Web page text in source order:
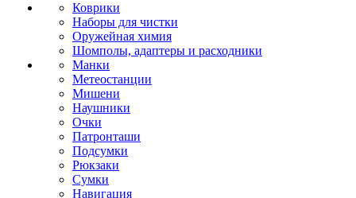
Коврики
Наборы для чистки
Оружейная химия
Шомполы, адаптеры и расходники
Манки
Метеостанции
Мишени
Наушники
Очки
Патронташи
Подсумки
Рюкзаки
Сумки
Навигация